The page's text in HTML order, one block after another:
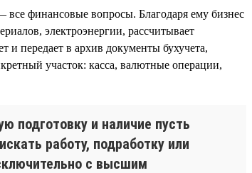
финансовые вопросы. Благодаря ему бизнес
электроэнергии, рассчитывает
и передает в архив документы бухучета,
участок: касса, валютные операции,
подготовку и наличие пусть
работу, подработку или
с высшим